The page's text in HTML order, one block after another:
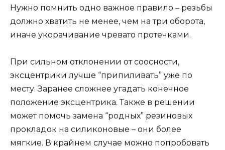
Нужно помнить одно важное правило – резьбы
должно хватить не менее, чем на три оборота,
иначе укорачивание чревато протечками.
При сильном отклонении от соосности,
эксцентрики лучше “припиливать” уже по
месту. Заранее сложнее угадать конечное
положение эксцентрика. Также в решении
может помочь замена “родных” резиновых
прокладок на силиконовые – они более
мягкие. В крайнем случае можно попробовать